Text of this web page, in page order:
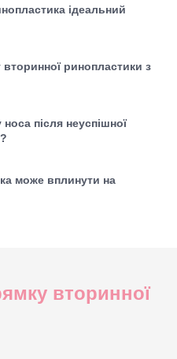
ідеальний
ринопластики з
після неуспішної
може вплинути на
вторинної